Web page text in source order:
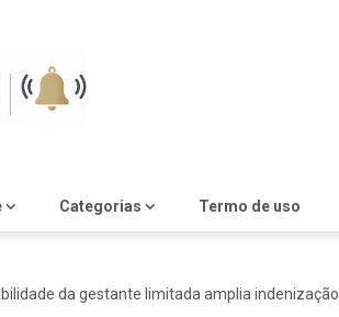
Categorias Termo de uso
da gestante limitada amplia indenização